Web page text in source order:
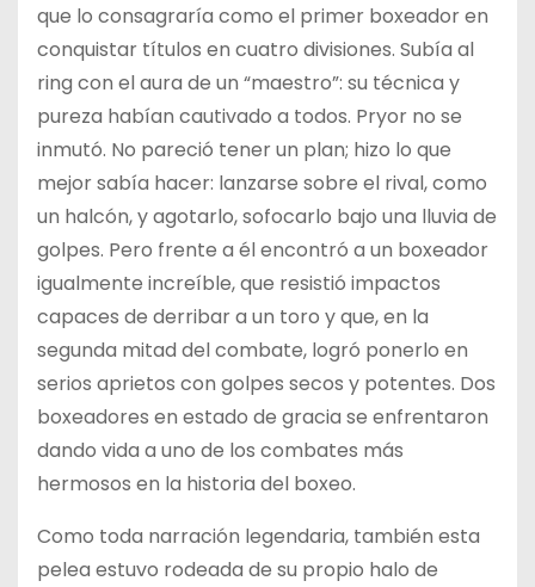
que lo consagraría como el primer boxeador en
conquistar títulos en cuatro divisiones. Subía al
ring con el aura de un “maestro”: su técnica y
pureza habían cautivado a todos. Pryor no se
inmutó. No pareció tener un plan; hizo lo que
mejor sabía hacer: lanzarse sobre el rival, como
un halcón, y agotarlo, sofocarlo bajo una lluvia de
golpes. Pero frente a él encontró a un boxeador
igualmente increíble, que resistió impactos
capaces de derribar a un toro y que, en la
segunda mitad del combate, logró ponerlo en
serios aprietos con golpes secos y potentes. Dos
boxeadores en estado de gracia se enfrentaron
dando vida a uno de los combates más
hermosos en la historia del boxeo.
Como toda narración legendaria, también esta
pelea estuvo rodeada de su propio halo de